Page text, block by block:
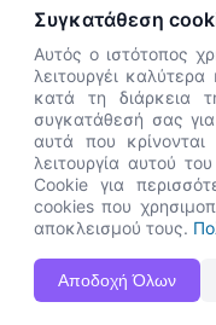
Η Ιστοσελίδα ΑνΑΔ είναι πλήρως
Apple Safari καθώς και Internet Explorer.
👋
Συγκατάθεση
Αυτός ο ιστότοπος
λειτουργέι
κατά τη διάρκεια
συγκατάθεσή σας
αυτά που
λειτουργία αυτού
Cookie για
cookies που
αποκλεισμού τους.
Αποδοχή Όλων